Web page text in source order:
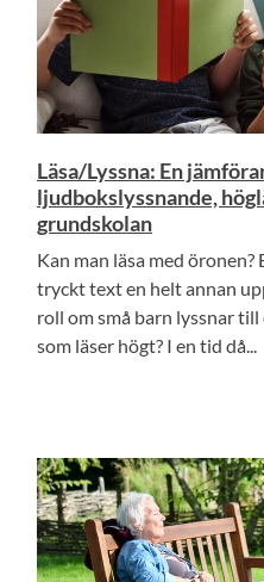
Läsa/Lyssna: En
ljudbokslyssnande,
grundskolan
Kan man läsa med
tryckt text en helt annan
roll om små barn lyssnar
som läser högt? I en tid då...